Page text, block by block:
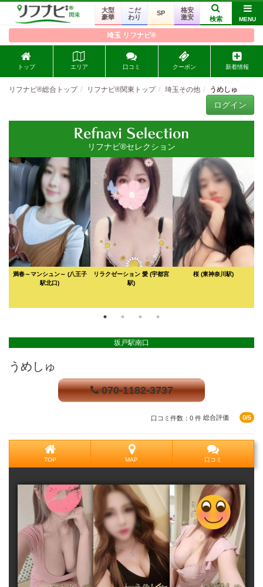
大型
豪華
こだ
わり
SP
格安
激安
検索 MENU
埼玉 リフナビ®
トップ エリア 口コミ クーポン 新着情報
リフナビ®総合トップ リフナビ®関東トップ 埼玉その他 うめしゅ
ログイン
リフナビ®セレクション
満春～マンシュン～ (八王子
駅北口)
リラクゼーション 愛(宇都宮
駅)
桜 (東神奈川駅)
坂戸駅南口
うめしゅ
070-1182-3737
口コミ件数：0 件 総合評価 0/5
TOP MAP 口コミ